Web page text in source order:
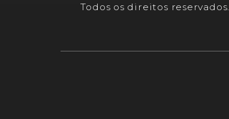
Todos os direitos reservados.